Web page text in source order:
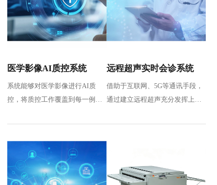
医学影像AI质控系统
系统能够对医学影像进行AI质
控，将质控工作覆盖到每一例影
远程超声实时会诊系统
借助于互联网、5G等通讯手段，
通过建立远程超声充分发挥上级